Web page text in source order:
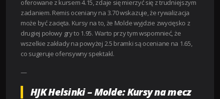
oferowane z kursem 4.15, zdaje się mierzyć się z trudniejszym
zadaniem. Remis oceniany na 3.70 wskazuje, że rywalizacja
może być zacięta. Kursy na to, że Molde wyjdzie zwycięsko z
drugiej połowy gry to 1.95. Warto przy tym wspomnieć, że
wszelkie zakłady na powyżej 2.5 bramki są oceniane na 1.65,
co sugeruje ofensywny spektakl.
—
HJK Helsinki – Molde: Kursy na mecz